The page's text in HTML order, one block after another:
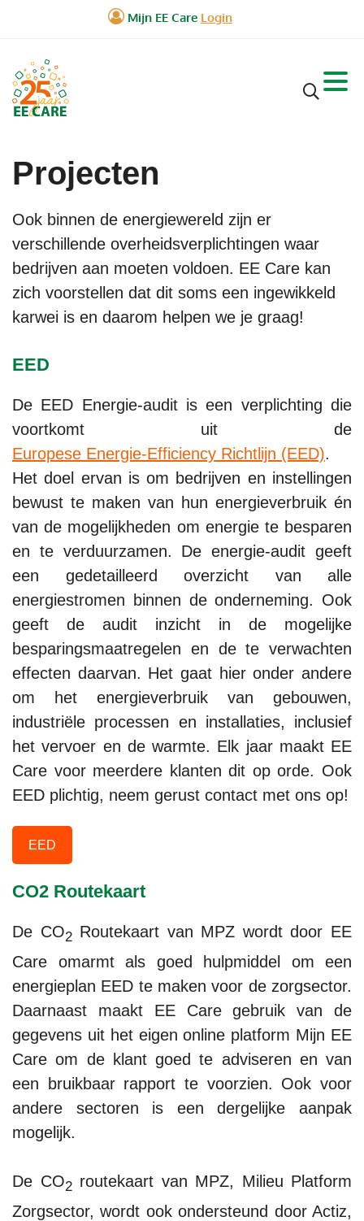
Projecten
Ook binnen de energiewereld zijn er
verschillende overheidsverplichtingen waar
bedrijven aan moeten voldoen. EE Care kan
zich voorstellen dat dit soms een ingewikkeld
karwei is en daarom helpen we je graag!
EED
De EED Energie-audit is een verplichting die
voortkomt uit de
Europese Energie-Efficiency Richtlijn (EED).
Het doel ervan is om bedrijven en instellingen
bewust te maken van hun energieverbruik én
van de mogelijkheden om energie te besparen
en te verduurzamen. De energie-audit geeft
een gedetailleerd overzicht van alle
energiestromen binnen de onderneming. Ook
geeft de audit inzicht in de mogelijke
besparingsmaatregelen en de te verwachten
effecten daarvan. Het gaat hier onder andere
om het energieverbruik van gebouwen,
industriële processen en installaties, inclusief
het vervoer en de warmte. Elk jaar maakt EE
Care voor meerdere klanten dit op orde. Ook
EED plichtig, neem gerust contact met ons op!
EED
CO2 Routekaart
De CO2Routekaart van MPZ wordt door EE
Care omarmt als goed hulpmiddel om een
energieplan EED te maken voor de zorgsector.
Daarnaast maakt EE Care gebruik van de
gegevens uit het eigen online platform Mijn EE
Care om de klant goed te adviseren en van
een bruikbaar rapport te voorzien. Ook voor
andere sectoren is een dergelijke aanpak
mogelijk.
De CO2routekaart van MPZ, Milieu Platform
Zorgsector, wordt ook ondersteund door Actiz,